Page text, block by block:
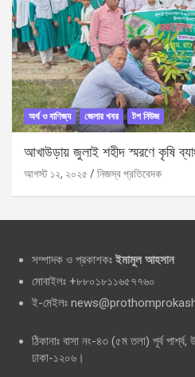
অর্থ ও বাণিজ্য জেলার খবর টপ নিউজ
আখাউড়ায় জুলাই শহীদ স্মরণে কৃষি
আগস্ট ১২, ২০২৫ নিজস্ব প্রতিবেদক
সম্পাদক ও প্রকাশকঃ ইমামুল আহসান
মোবাইলঃ +৮৮০১৮১১৬৫৭৭৬০
ই-মেইলঃ
ঠিকানাঃ বাসা নং-৪৩ (৫ম তলা) পূর্ব
ঢাকা-১২০৬।